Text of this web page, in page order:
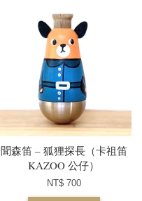
聞森笛 – 狐狸探長（卡祖笛
KAZOO 公仔）
NT$ 700